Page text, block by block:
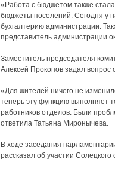
«Работа с бюджетом также
бюджеты поселений. Сегодня у
бухгалтерию администрации.
представитель администрации
Заместитель председателя
Алексей Прокопов задал вопрос
«Для жителей ничего не
теперь эту функцию выполняет
работников отделов. Были
ответила Татьяна Миронычева.
В ходе заседания
рассказал об участии